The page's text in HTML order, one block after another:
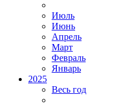
Июль
Июнь
Апрель
Март
Февраль
Январь
2025
Весь год